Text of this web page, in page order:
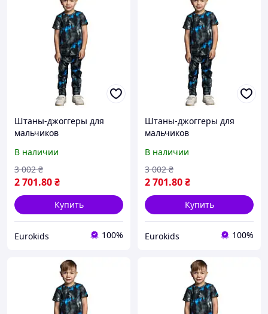
Штаны-джоггеры для
мальчиков
В наличии
2 701.80₴
3 002 ₴
Купить
Eurokids 100%
Штаны-джоггеры для
мальчиков
В наличии
2 701.80₴
3 002 ₴
Купить
Eurokids 100%